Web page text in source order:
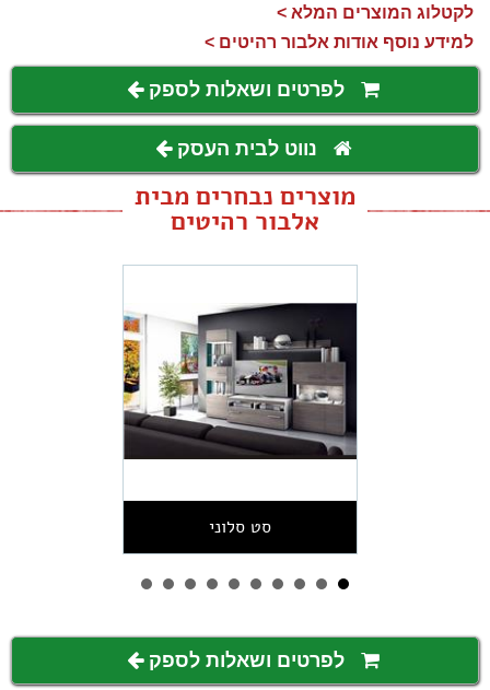
לקטלוג המוצרים המלא >
למידע נוסף אודות אלבור רהיטים >
לפרטים ושאלות לספק
נווט לבית העסק
מוצרים נבחרים מבית
אלבור רהיטים
סט סלוני
לפרטים ושאלות לספק